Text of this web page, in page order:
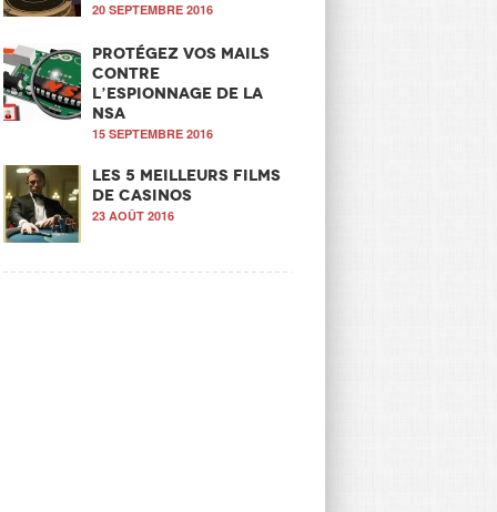
20 SEPTEMBRE 2016
Protégez vos mails
contre
l’espionnage de la
NSA
15 SEPTEMBRE 2016
Les 5 meilleurs films
de casinos
23 AOÛT 2016